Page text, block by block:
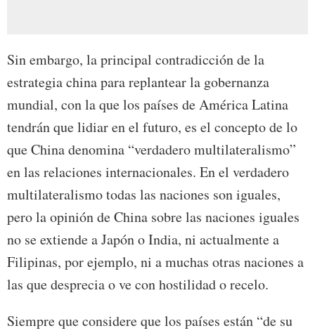
Sin embargo, la principal contradicción de la
estrategia china para replantear la gobernanza
mundial, con la que los países de América Latina
tendrán que lidiar en el futuro, es el concepto de lo
que China denomina “verdadero multilateralismo”
en las relaciones internacionales. En el verdadero
multilateralismo todas las naciones son iguales,
pero la opinión de China sobre las naciones iguales
no se extiende a Japón o India, ni actualmente a
Filipinas, por ejemplo, ni a muchas otras naciones a
las que desprecia o ve con hostilidad o recelo.
Siempre que considere que los países están “de su